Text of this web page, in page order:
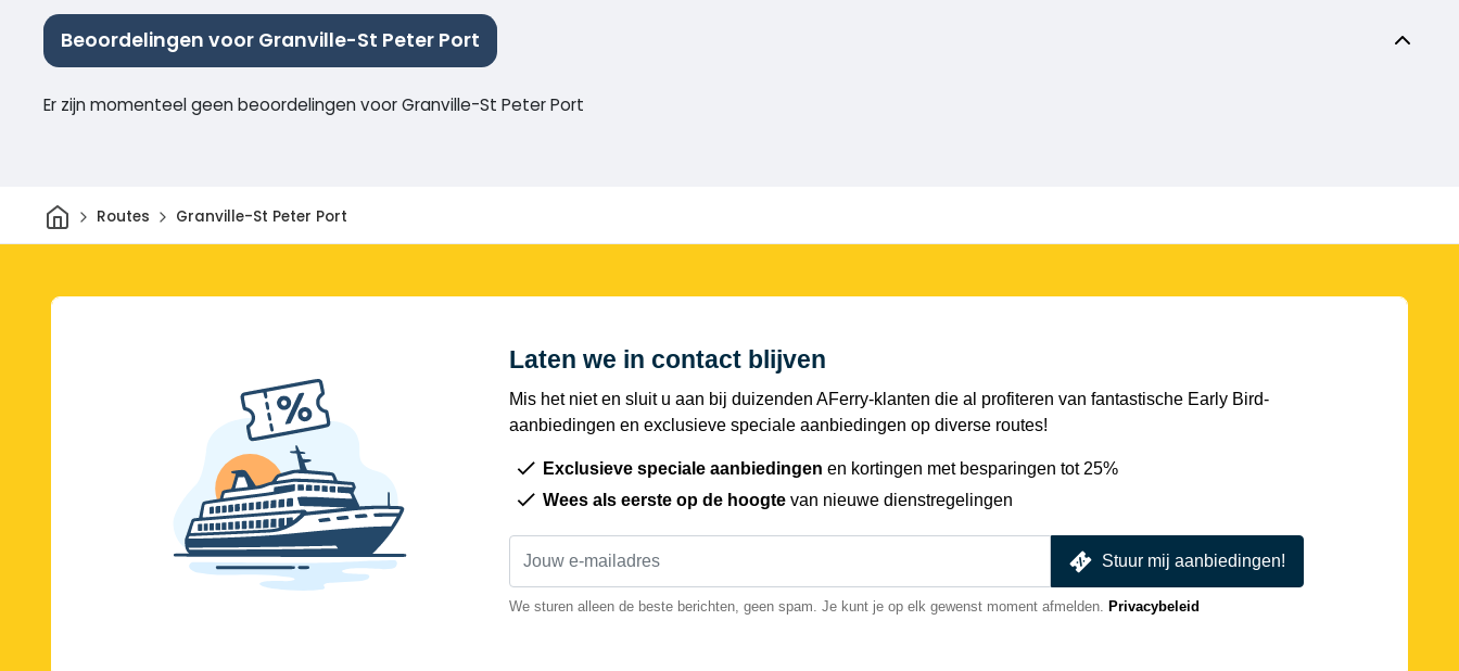
Beoordelingen voor Granville-St Peter Port
Er zijn momenteel geen beoordelingen voor Granville-St Peter Port
ThuisRoutes Granville-St Peter Port
Laten we in contact blijven
Mis het niet en sluit u aan bij duizenden AFerry-klanten die al profiteren van fantastische Early Bird-
aanbiedingen en exclusieve speciale aanbiedingen op diverse routes!
Exclusieve speciale aanbiedingen en kortingen met besparingen tot 25%
Wees als eerste op de hoogte van nieuwe dienstregelingen
Stuur mij aanbiedingen!
We sturen alleen de beste berichten, geen spam. Je kunt je op elk gewenst moment afmelden. Privacybeleid